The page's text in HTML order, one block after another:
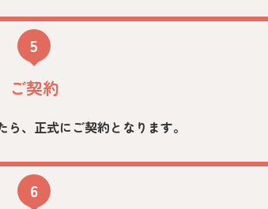
5
ご契約
ら、正式にご契約となります。
6